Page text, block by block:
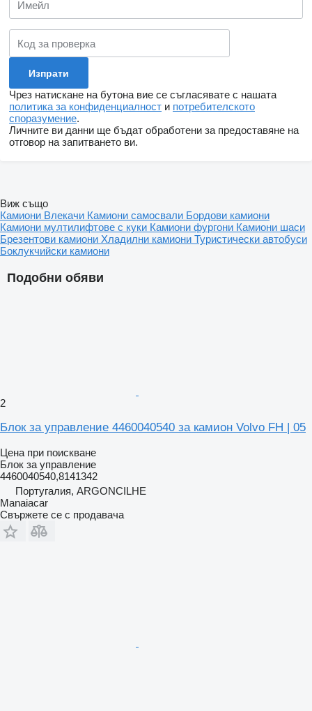
Чрез натискане на бутона вие се съгласявате с нашата
политика за конфиденциалност и потребителското
споразумение.
Личните ви данни ще бъдат обработени за предоставяне на
отговор на запитването ви.
Подобни обяви
2
Блок за управление 4460040540 за камион Volvo FH | 05
Цена при поискване
Блок за управление
4460040540,8141342
Португалия, ARGONCILHE
Manaiacar
Свържете се с продавача
Виж също
Камиони Влекачи Камиони самосвали Бордови камиони
Камиони мултилифтове с куки Камиони фургони Камиони шаси
Брезентови камиони Хладилни камиони Туристически автобуси
Боклукчийски камиони